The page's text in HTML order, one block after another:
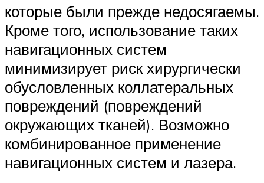
которые были прежде недосягаемы.
Кроме того, использование таких
навигационных систем
минимизирует риск хирургически
обусловленных коллатеральных
повреждений (повреждений
окружающих тканей). Возможно
комбинированное применение
навигационных систем и лазера.